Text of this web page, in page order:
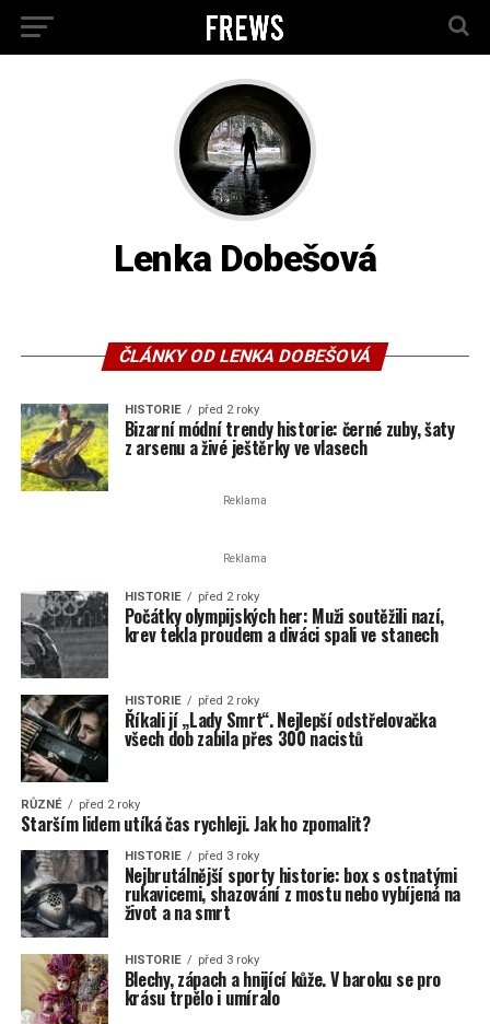
Lenka Dobešová
ČLÁNKY OD LENKA DOBEŠOVÁ
HISTORIE před 2 roky
Bizarní módní trendy historie: černé zuby, šaty
z arsenu a živé ještěrky ve vlasech
Reklama
Reklama
HISTORIE před 2 roky
Počátky olympijských her: Muži soutěžili nazí,
krev tekla proudem a diváci spali ve stanech
HISTORIE před 2 roky
Říkali jí „Lady Smrt“. Nejlepší odstřelovačka
všech dob zabila přes 300 nacistů
RŮZNÉ před 2 roky
Starším lidem utíká čas rychleji. Jak ho zpomalit?
HISTORIE před 3 roky
Nejbrutálnější sporty historie: box s ostnatými
rukavicemi, shazování z mostu nebo vybíjená na
život a na smrt
HISTORIE před 3 roky
Blechy, zápach a hnijící kůže. V baroku se pro
krásu trpělo i umíralo